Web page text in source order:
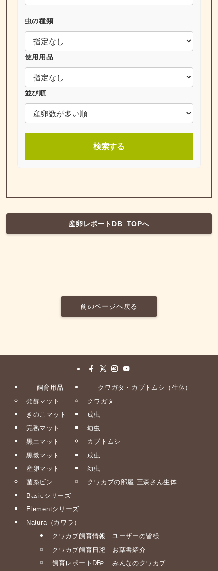
虫の種類
使用用品
並び順
検索する
産卵レポートDB_TOPへ
前のページへ戻る
飼育用品
発酵マット
きのこマット
完熟マット
黒土マット
黒微マット
産卵マット
菌糸ビン
Basicシリーズ
Elementシリーズ
Natura（カワラ）
クワガタ・カブトムシ（生体）
クワガタ
成虫
幼虫
カブトムシ
成虫
幼虫
クワカブの部屋 三森さん生体
クワカブ飼育情報
クワカブ飼育日記
飼育レポートDB
ユーザーの皆様
お葉書紹介
みんなのクワカブ